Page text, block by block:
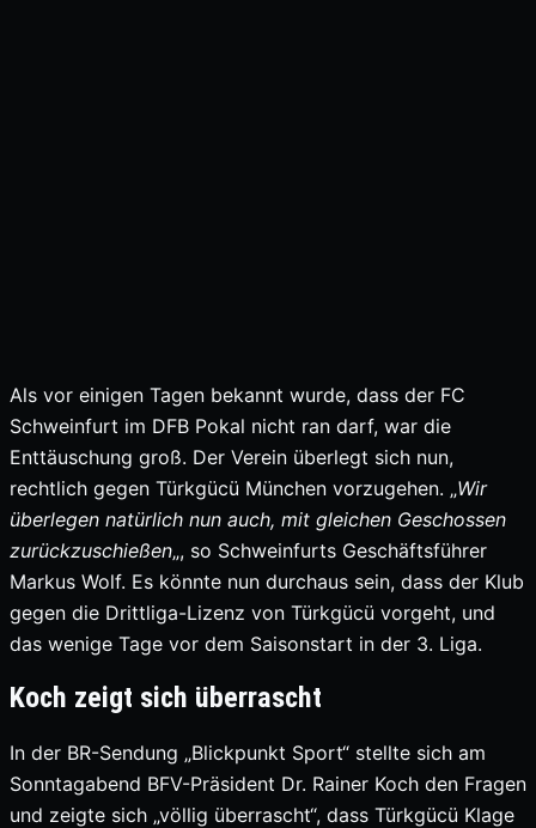
Als vor einigen Tagen bekannt wurde, dass der FC
Schweinfurt im DFB Pokal nicht ran darf, war die
Enttäuschung groß. Der Verein überlegt sich nun,
rechtlich gegen Türkgücü München vorzugehen. „Wir
überlegen natürlich nun auch, mit gleichen Geschossen
zurückzuschießen„, so Schweinfurts Geschäftsführer
Markus Wolf. Es könnte nun durchaus sein, dass der Klub
gegen die Drittliga-Lizenz von Türkgücü vorgeht, und
das wenige Tage vor dem Saisonstart in der 3. Liga.
Koch zeigt sich überrascht
In der BR-Sendung „Blickpunkt Sport“ stellte sich am
Sonntagabend BFV-Präsident Dr. Rainer Koch den Fragen
und zeigte sich „völlig überrascht“, dass Türkgücü Klage